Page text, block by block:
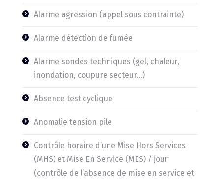
Alarme agression (appel sous contrainte)
Alarme détection de fumée
Alarme sondes techniques (gel, chaleur,
inondation, coupure secteur…)
Absence test cyclique
Anomalie tension pile
Contrôle horaire d’une Mise Hors Services
(MHS) et Mise En Service (MES) / jour
(contrôle de l’absence de mise en service et